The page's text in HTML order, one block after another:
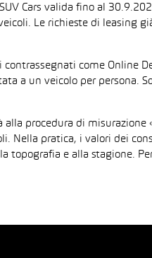
Cars valida fino al
Le richieste di leasing
come Online
a un veicolo per persona.
procedura di misurazione
Nella pratica, i valori dei
topografia e alla stagione.